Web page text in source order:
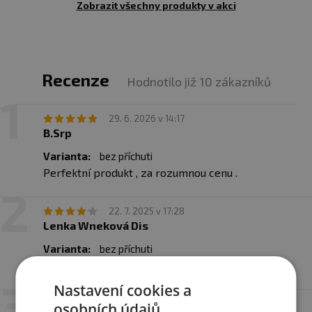
použitím nebo skladováním.
Zobrazit všechny produkty v akci
Recenze Hodnotilo již 10 zákazníků
29. 6. 2026 v 14:17
B.Srp
Varianta: bez příchuti
Perfektní produkt , za rozumnou cenu .
22. 7. 2025 v 17:28
Lenka Wneková Dis
Varianta: bez příchuti
Prosím ozvěte se mi.,dořešíme tu dopravu,,děkuji
26. 12. 2024 v 11:29
Nastavení cookies a